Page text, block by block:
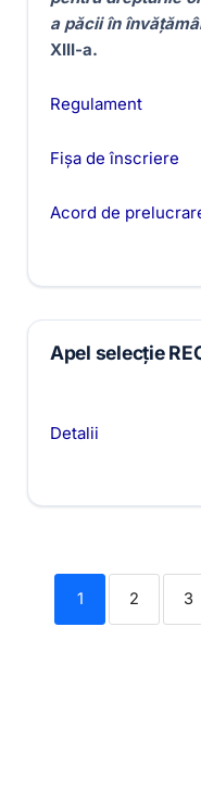
a păcii în
XIII-a.
Regulament
Fișa de înscriere
Acord de
Apel selecție
Detalii
1 2 3